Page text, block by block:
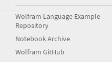
Wolfram Language Example
Repository
Notebook Archive
Wolfram GitHub